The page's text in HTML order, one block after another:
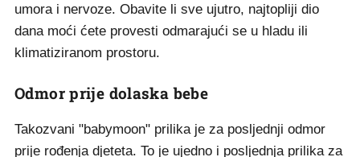
umora i nervoze. Obavite li sve ujutro, najtopliji dio
dana moći ćete provesti odmarajući se u hladu ili
klimatiziranom prostoru.
Odmor prije dolaska bebe
Takozvani "babymoon" prilika je za posljednji odmor
prije rođenja djeteta. To je ujedno i posljednja prilika za